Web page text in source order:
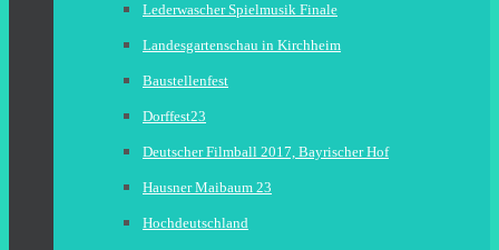
Lederwascher Spielmusik Finale
Landesgartenschau in Kirchheim
Baustellenfest
Dorffest23
Deutscher Filmball 2017, Bayrischer Hof
Hausner Maibaum 23
Hochdeutschland